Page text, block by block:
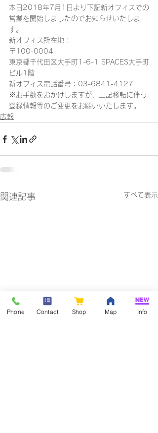
本日2018年7月1日より下記新オフィスでの
営業を開始しましたのでお知らせいたしま
す。
新オフィス所在地：
〒100-0004
東京都千代田区大手町1-6-1 SPACES大手町
ビル1階
新オフィス電話番号：03-6841-4127
※お手数をおかけしますが、上記移転に伴う
登録情報等のご変更をお願いいたします。
広報
関連記事 すべて表示
Phone Contact Shop Map Info